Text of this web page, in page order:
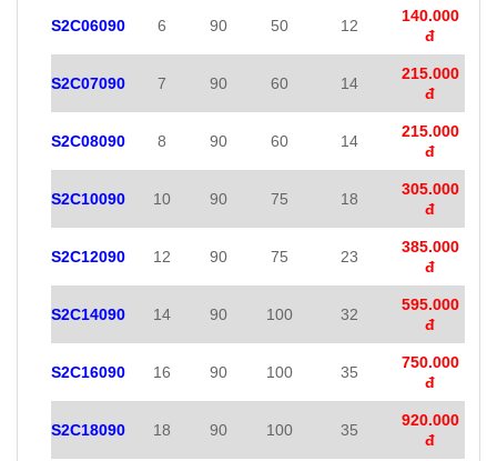
S2C06090 6 90 50 12
140.000
đ
S2C07090 7 90 60 14
215.000
đ
S2C08090 8 90 60 14
215.000
đ
S2C10090 10 90 75 18
305.000
đ
S2C12090 12 90 75 23
385.000
đ
S2C14090 14 90 100 32
595.000
đ
S2C16090 16 90 100 35
750.000
đ
S2C18090 18 90 100 35
920.000
đ